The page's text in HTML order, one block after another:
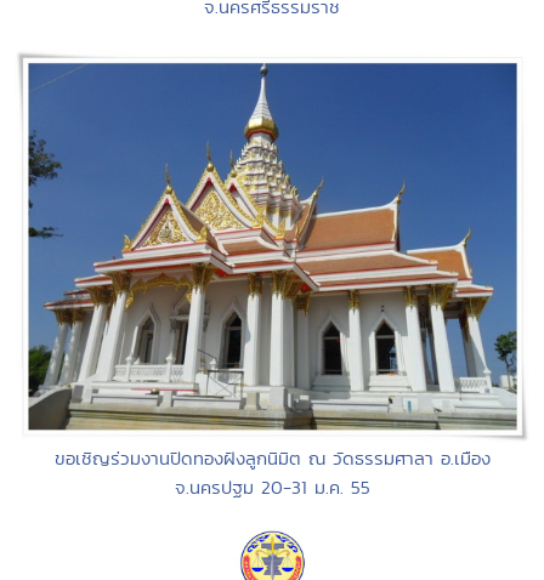
จ.นครศรีธรรมราช
ขอเชิญร่วมงานปิดทองฝังลูกนิมิต ณ วัดธรรมศาลา อ.เมือง
จ.นครปฐม 20-31 ม.ค. 55